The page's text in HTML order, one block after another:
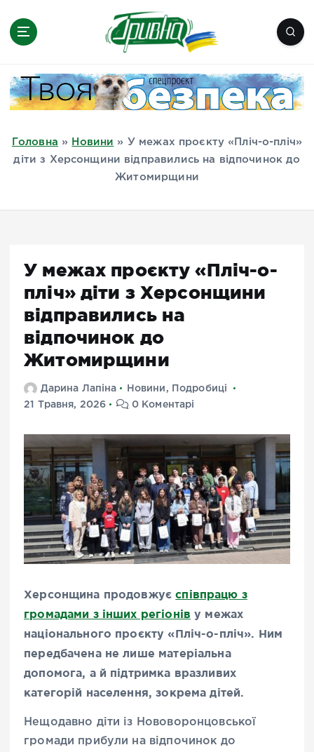
Миколаїв, Одеса, Мелітополь
Головна » Новини » У межах проєкту «Пліч-о-пліч»
діти з Херсонщини відправились на відпочинок до
Житомирщини
У межах проєкту «Пліч-о-
пліч» діти з Херсонщини
відправились на
відпочинок до
Житомирщини
Дарина Лапіна Новини ,
Подробиці
21 Травня, 2026
0 Коментарі
Херсонщина продовжуєспівпрацю з
громадами з інших регіонів у межах
національного проєкту «Пліч-о-пліч». Ним
передбачена не лише матеріальна
допомога, а й підтримка вразливих
категорій населення, зокрема дітей.
Нещодавно діти із Нововоронцовської
громади прибули на відпочинок до